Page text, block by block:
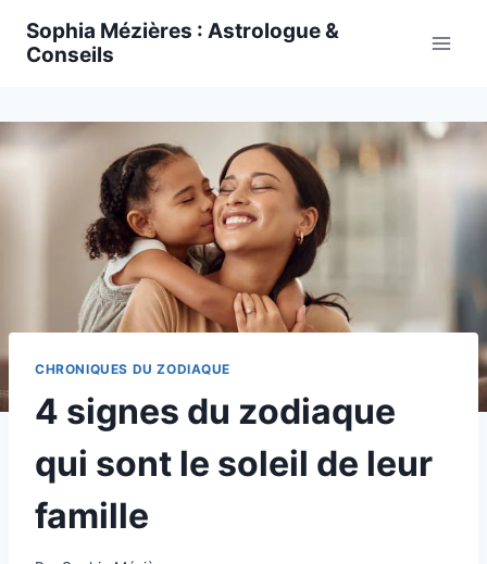
Sophia Mézières : Astrologue &
Conseils
CHRONIQUES DU ZODIAQUE
4 signes du zodiaque
qui sont le soleil de leur
famille